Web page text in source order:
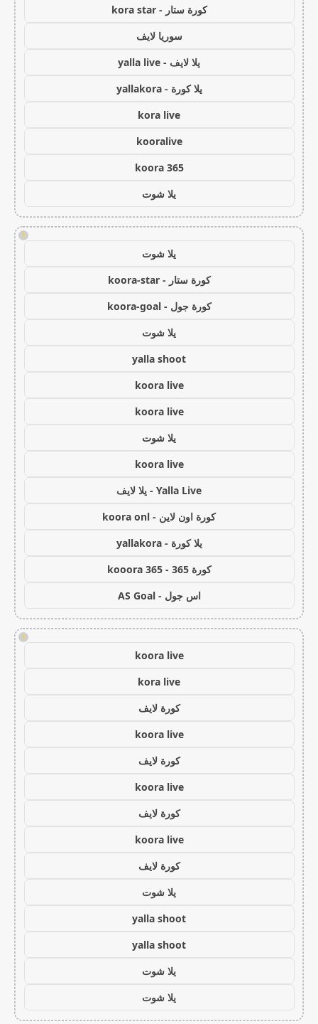
كورة ستار - kora star
سوريا لايف
يلا لايف - yalla live
يلا كورة - yallakora
kora live
kooralive
koora 365
يلا شوت
!
يلا شوت
كورة ستار - koora-star
كورة جول - koora-goal
يلا شوت
yalla shoot
koora live
koora live
يلا شوت
koora live
Yalla Live - يلا لايف
كورة اون لاين - koora onl
يلا كورة - yallakora
كورة 365 - kooora 365
اس جول - AS Goal
!
koora live
kora live
كورة لايف
koora live
كورة لايف
koora live
كورة لايف
koora live
كورة لايف
يلا شوت
yalla shoot
yalla shoot
يلا شوت
يلا شوت